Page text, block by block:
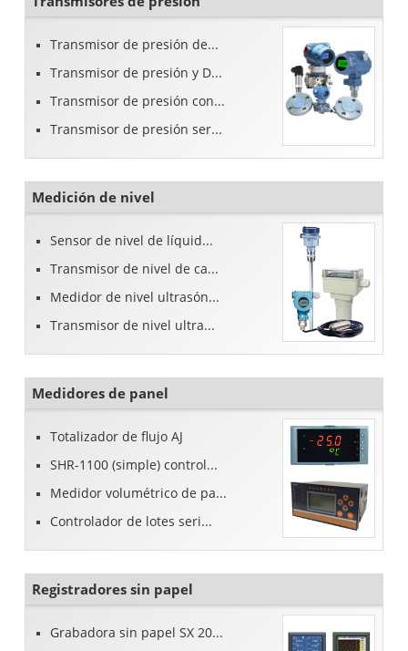
Transmisor de presión de...
Transmisor de presión y D...
Transmisor de presión con...
Transmisor de presión ser...
Medición de nivel
Sensor de nivel de líquid...
Transmisor de nivel de ca...
Medidor de nivel ultrasón...
Transmisor de nivel ultra...
Medidores de panel
Totalizador de flujo AJ
SHR-1100 (simple) control...
Medidor volumétrico de pa...
Controlador de lotes seri...
Registradores sin papel
Grabadora sin papel SX 20...